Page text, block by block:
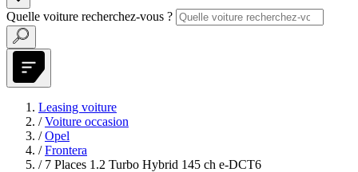
Quelle voiture recherchez-vous ?
Leasing voiture
/ Voiture occasion
/ Opel
/ Frontera
/ 7 Places 1.2 Turbo Hybrid 145 ch e-DCT6